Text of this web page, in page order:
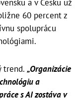
a v Česku už
60 percent z
spoluprácu
trend. „Organizácie
a
s AI zostáva v